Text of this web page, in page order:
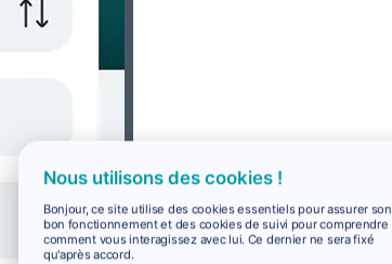
Nous utilisons des cookies !
Bonjour, ce site utilise des cookies essentiels pour assurer son
bon fonctionnement et des cookies de suivi pour comprendre
comment vous interagissez avec lui. Ce dernier ne sera fixé
qu'après accord.